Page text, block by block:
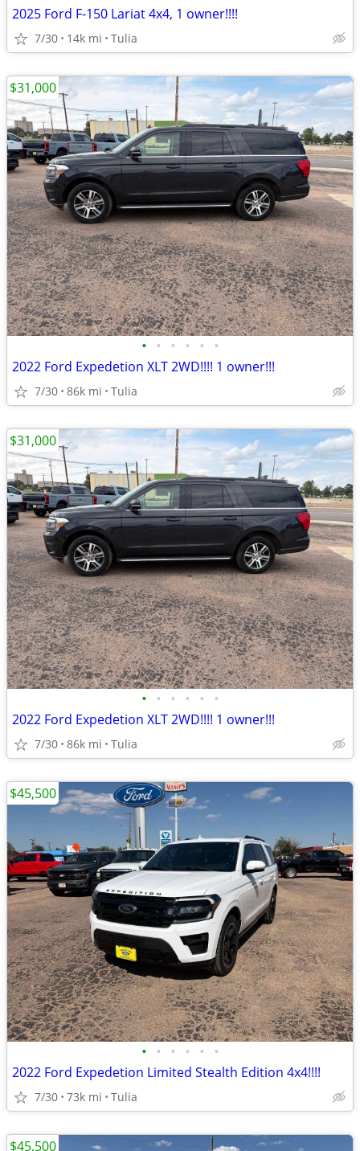
2025 Ford F-150 Lariat 4x4, 1 owner!!!!
7/30 14k mi Tulia
• • • • • •
2022 Ford Expedetion XLT 2WD!!!! 1 owner!!!
7/30 86k mi Tulia
$31,000
• • • • • •
2022 Ford Expedetion XLT 2WD!!!! 1 owner!!!
7/30 86k mi Tulia
$31,000
• • • • • •
2022 Ford Expedetion Limited Stealth Edition 4x4!!!!
7/30 73k mi Tulia
$45,500
$45,500